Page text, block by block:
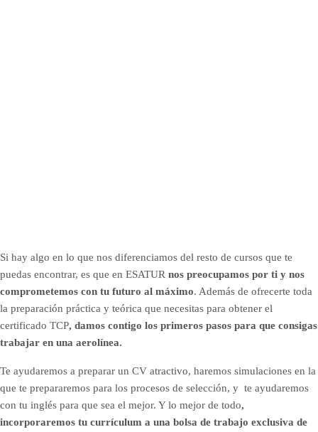
Si hay algo en lo que nos diferenciamos del resto de cursos que te
puedas encontrar, es que en ESATUR nos preocupamos por ti y nos
comprometemos con tu futuro al máximo. Además de ofrecerte toda
la preparación práctica y teórica que necesitas para obtener el
certificado TCP, damos contigo los primeros pasos para que consigas
trabajar en una aerolínea.
Te ayudaremos a preparar un CV atractivo, haremos simulaciones en la
que te prepararemos para los procesos de selección, y te ayudaremos
con tu inglés para que sea el mejor. Y lo mejor de todo,
incorporaremos tu currículum a una bolsa de trabajo exclusiva de